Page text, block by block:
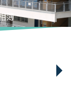
簿